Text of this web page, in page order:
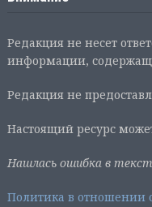
Редакция не несет
информации,
Редакция не
Настоящий ресурс
Нашлась ошибка в
Политика в отношении